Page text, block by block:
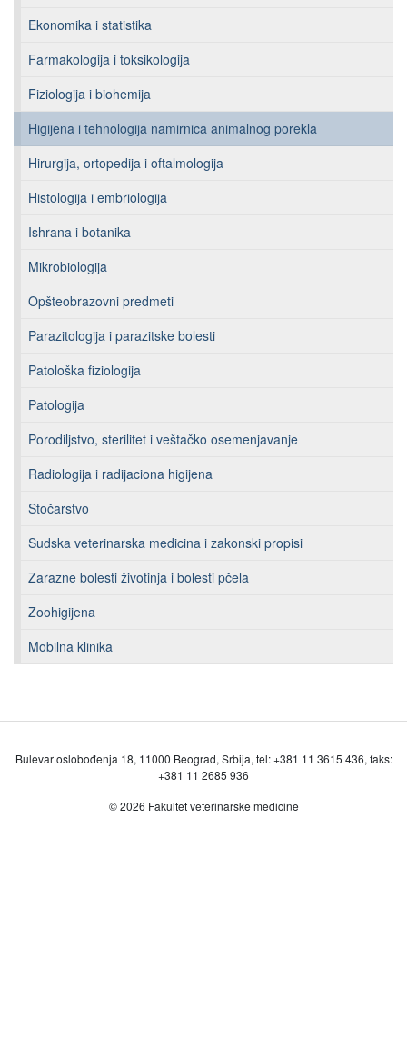
Ekonomika i statistika
Farmakologija i toksikologija
Fiziologija i biohemija
Higijena i tehnologija namirnica animalnog porekla
Hirurgija, ortopedija i oftalmologija
Histologija i embriologija
Ishrana i botanika
Mikrobiologija
Opšteobrazovni predmeti
Parazitologija i parazitske bolesti
Patološka fiziologija
Patologija
Porodiljstvo, sterilitet i veštačko osemenjavanje
Radiologija i radijaciona higijena
Stočarstvo
Sudska veterinarska medicina i zakonski propisi
Zarazne bolesti životinja i bolesti pčela
Zoohigijena
Mobilna klinika
Bulevar oslobođenja 18, 11000 Beograd, Srbija, tel: +381 11 3615 436, faks:
+381 11 2685 936
© 2026 Fakultet veterinarske medicine